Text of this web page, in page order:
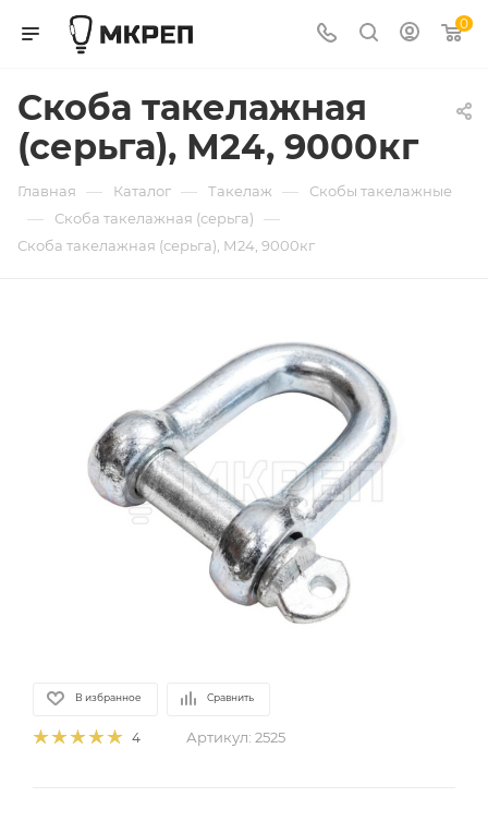
0
Скоба такелажная
(серьга), М24, 9000кг
Главная — Каталог — Такелаж — Скобы такелажные
— Скоба такелажная (серьга) —
Скоба такелажная (серьга), М24, 9000кг
В избранное Сравнить
4 Артикул: 2525